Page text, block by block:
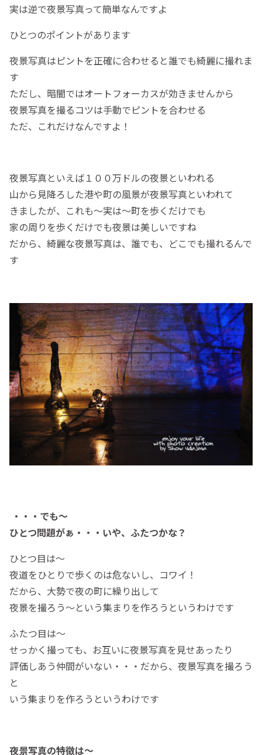
実は逆で夜景写真って簡単なんですよ
ひとつのポイントがあります
夜景写真はピントを正確に合わせると誰でも綺麗に撮れま
す
ただし、暗闇ではオートフォーカスが効きませんから
夜景写真を撮るコツは手動でピントを合わせる
ただ、これだけなんですよ！
夜景写真といえば１００万ドルの夜景といわれる
山から見降ろした港や町の風景が夜景写真といわれて
きましたが、これも～実は～町を歩くだけでも
家の周りを歩くだけでも夜景は美しいですね
だから、綺麗な夜景写真は、誰でも、どこでも撮れるんで
す
・・・でも～
ひとつ問題がぁ・・・いや、ふたつかな？
ひとつ目は～
夜道をひとりで歩くのは危ないし、コワイ！
だから、大勢で夜の町に繰り出して
夜景を撮ろう～という集まりを作ろうというわけです
ふたつ目は～
せっかく撮っても、お互いに夜景写真を見せあったり
評価しあう仲間がいない・・・だから、夜景写真を撮ろう
と
いう集まりを作ろうというわけです
夜景写真の特徴は～